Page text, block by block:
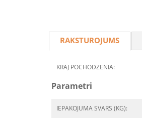
RAKSTUROJUMS
KRAJ POCHODZENIA:
Parametri
IEPAKOJUMA SVARS (KG):